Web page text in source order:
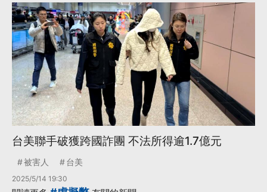
台美聯手破獲跨國詐團 不法所得逾1.7億元
被害人 台美
2025/5/14 19:30